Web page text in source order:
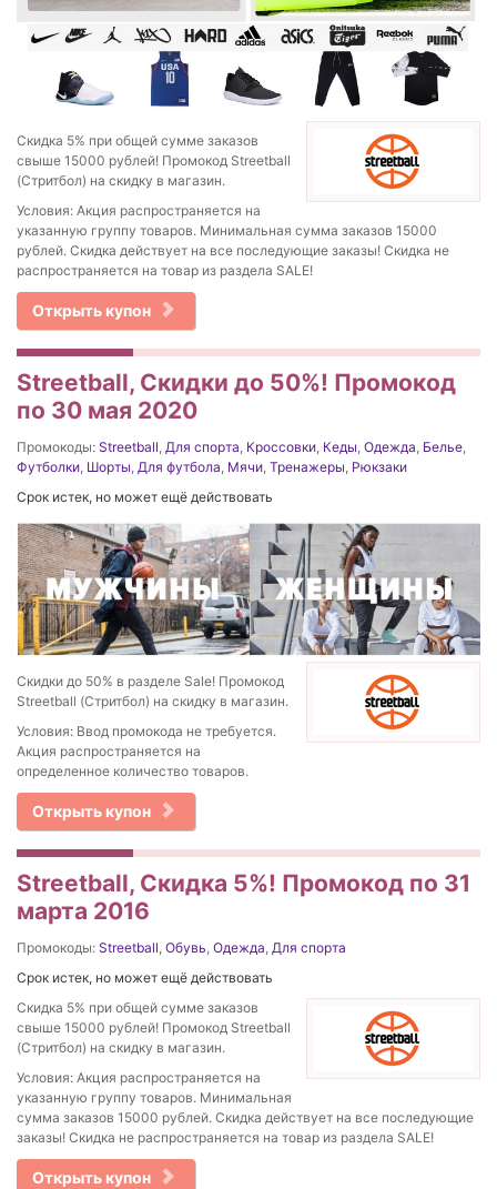
Скидка 5% при общей сумме заказов
свыше 15000 рублей! Промокод Streetball
(Стритбол) на скидку в магазин.
Условия: Акция распространяется на
указанную группу товаров. Минимальная сумма заказов 15000
рублей. Скидка действует на все последующие заказы! Скидка не
распространяется на товар из раздела SALE!
Открыть купон
Streetball, Скидки до 50%! Промокод
по 30 мая 2020
Промокоды: Streetball Для спорта Кроссовки Кеды Одежда Белье
Футболки Шорты Для футбола Мячи Тренажеры Рюкзаки
Срок истек, но может ещё действовать
Скидки до 50% в разделе Sale! Промокод
Streetball (Стритбол) на скидку в магазин.
Условия: Ввод промокода не требуется.
Акция распространяется на
определенное количество товаров.
Открыть купон
Streetball, Скидка 5%! Промокод по 31
марта 2016
Промокоды: Streetball, Обувь, Одежда, Для спорта
Срок истек, но может ещё действовать
Скидка 5% при общей сумме заказов
свыше 15000 рублей! Промокод Streetball
(Стритбол) на скидку в магазин.
Условия: Акция распространяется на
указанную группу товаров. Минимальная
сумма заказов 15000 рублей. Скидка действует на все последующие
заказы! Скидка не распространяется на товар из раздела SALE!
Открыть купон